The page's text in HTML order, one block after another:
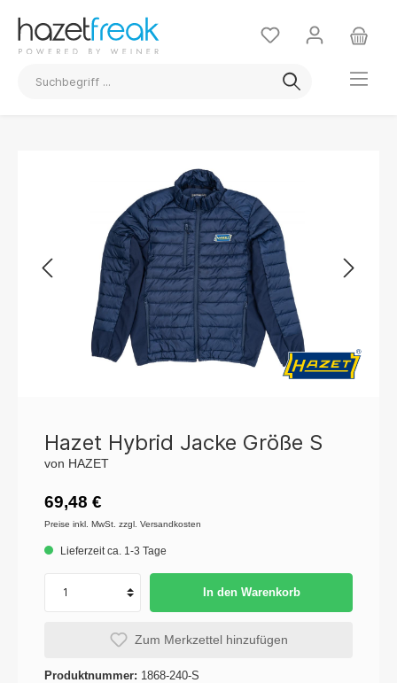
Hazet Hybrid Jacke Größe S
von HAZET
69,48 €
Preise inkl. MwSt. zzgl. Versandkosten
Lieferzeit ca. 1-3 Tage
In den Warenkorb
Zum Merkzettel hinzufügen
Produktnummer: 1868-240-S